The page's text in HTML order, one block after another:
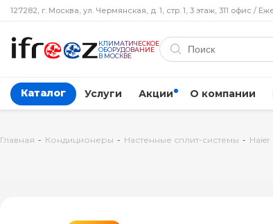
127282, г. Москва, ул. Чермянская, д. 1, стр. 1, 3 этаж, 311 офис /
КЛИМАТИЧЕСКОЕ
ОБОРУДОВАНИЕ
В МОСКВЕ
Каталог Услуги Акции О компании
Главная - Кондиционеры - Настенные сплит-системы - Haier